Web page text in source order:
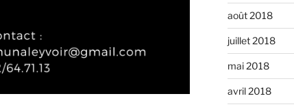
août 2018
juillet 2018
mai 2018
avril 2018